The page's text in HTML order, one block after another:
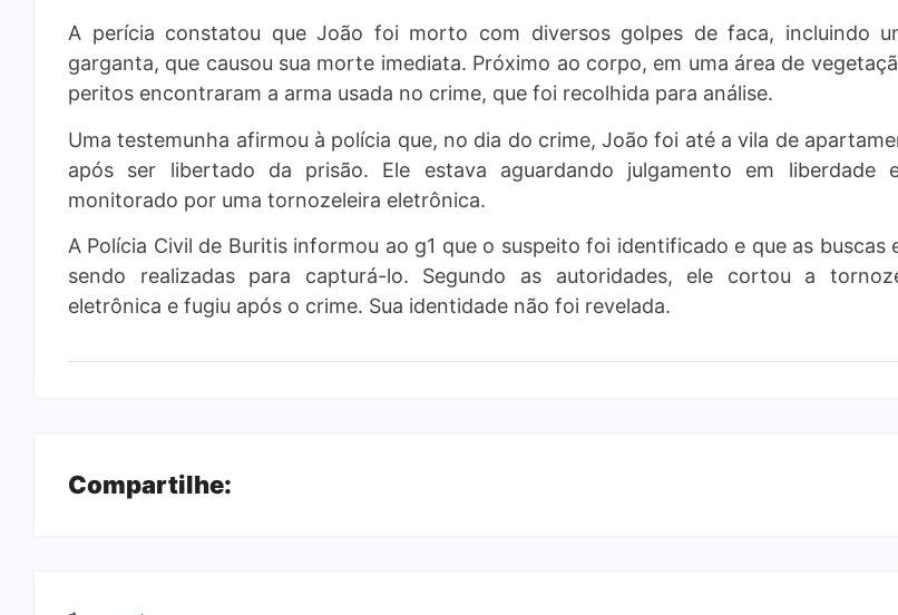
A perícia constatou que João foi morto com diversos golpes de faca, incluindo
garganta, que causou sua morte imediata. Próximo ao corpo, em uma área de
peritos encontraram a arma usada no crime, que foi recolhida para análise.
Uma testemunha afirmou à polícia que, no dia do crime, João foi até a vila de
após ser libertado da prisão. Ele estava aguardando julgamento em liberdade
monitorado por uma tornozeleira eletrônica.
A Polícia Civil de Buritis informou ao g1 que o suspeito foi identificado e que as buscas
sendo realizadas para capturá-lo. Segundo as autoridades, ele cortou a
eletrônica e fugiu após o crime. Sua identidade não foi revelada.
Compartilhe: